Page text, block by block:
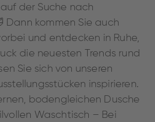
der Suche nach
Dann kommen Sie auch
und entdecken in Ruhe,
die neuesten Trends rund
Sie sich von unseren
inspirieren.
bodengleichen Dusche
Waschtisch – Bei